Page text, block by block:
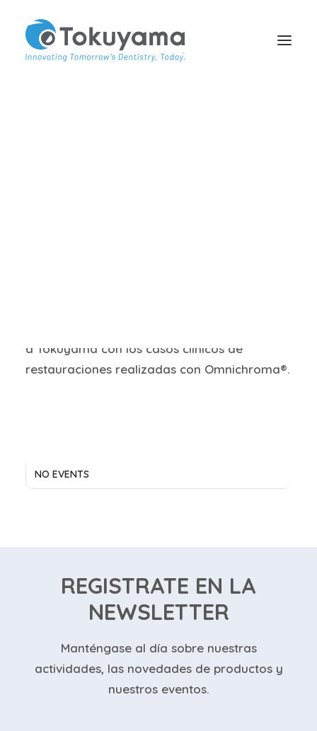
a Tokuyama con los casos clínicos de
restauraciones realizadas con Omnichroma®.
NO EVENTS
REGISTRATE EN LA
NEWSLETTER
Manténgase al día sobre nuestras
actividades, las novedades de productos y
nuestros eventos.